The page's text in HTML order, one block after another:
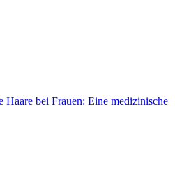
Haare bei Frauen: Eine medizinische